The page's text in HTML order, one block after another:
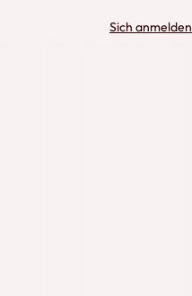
Sich anmelden